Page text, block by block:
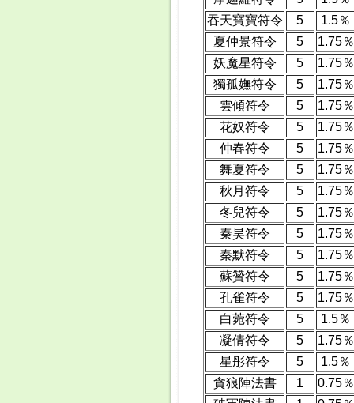
吞天寶寶符令
5
1.5％
夏仲景符令
5
1.75％
妖魔星符令
5
1.75％
獨孤嫵符令
5
1.75％
雲傾符令
5
1.75％
花奴符令
5
1.75％
仲春符令
5
1.75％
舞夏符令
5
1.75％
秋月符令
5
1.75％
冬兒符令
5
1.75％
秦昊符令
5
1.75％
秦默符令
5
1.75％
蘇贊符令
5
1.75％
孔雀符令
5
1.75％
白菀符令
5
1.5％
凝倩符令
5
1.75％
星彤符令
5
1.5％
貪狼陣法書
1
0.75％